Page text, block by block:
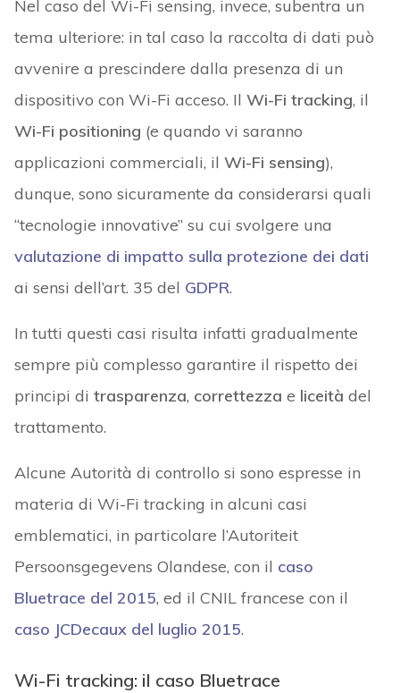
Nel caso del Wi-Fi sensing, invece, subentra un
tema ulteriore: in tal caso la raccolta di dati può
avvenire a prescindere dalla presenza di un
dispositivo con Wi-Fi acceso. Il Wi-Fi tracking, il
Wi-Fi positioning (e quando vi saranno
applicazioni commerciali, il Wi-Fi sensing),
dunque, sono sicuramente da considerarsi quali
“tecnologie innovative” su cui svolgere una
valutazione di impatto sulla protezione dei dati
ai sensi dell’art. 35 del GDPR.
In tutti questi casi risulta infatti gradualmente
sempre più complesso garantire il rispetto dei
principi di trasparenza, correttezza e liceità del
trattamento.
Alcune Autorità di controllo si sono espresse in
materia di Wi-Fi tracking in alcuni casi
emblematici, in particolare l’Autoriteit
Persoonsgegevens Olandese, con il caso
Bluetrace del 2015, ed il CNIL francese con il
caso JCDecauxdel luglio 2015.
Wi-Fi tracking: il caso Bluetrace